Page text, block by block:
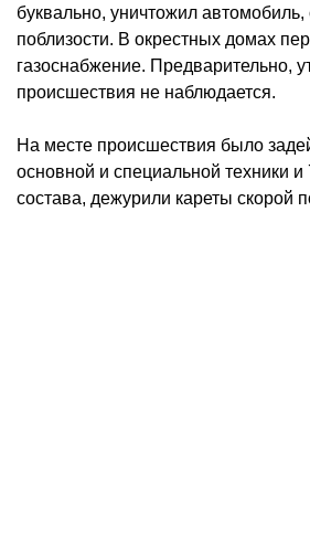
буквально, уничтожил
поблизости. В окрестных домах
газоснабжение. Предварительно,
происшествия не наблюдается.
На месте происшествия было
основной и специальной техники и
состава, дежурили кареты скорой